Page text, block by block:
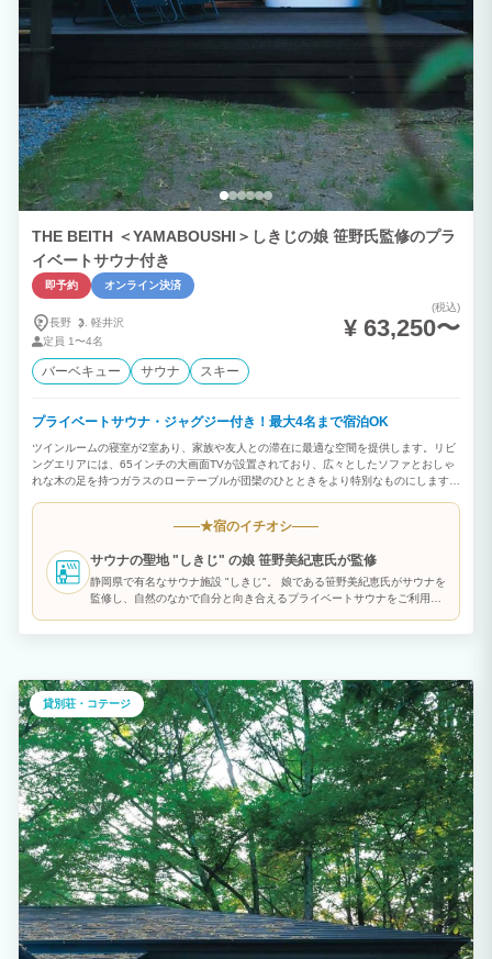
THE BEITH ＜YAMABOUSHI＞しきじの娘 笹野氏監修のプラ
イベートサウナ付き
即予約 オンライン決済
長野
軽井沢
定員 1〜4名
(税込)
¥ 63,250〜
バーベキュー サウナ スキー
プライベートサウナ・ジャグジー付き！最大4名まで宿泊OK
ツインルームの寝室が2室あり、家族や友人との滞在に最適な空間を提供します。リビ
ングエリアには、65インチの大画面TVが設置されており、広々としたソファとおしゃ
れな木の足を持つガラスのローテーブルが団欒のひとときをより特別なものにします。
ゃぶ お一人様4,400円 朝食 お一人様1,100円
★宿のイチオシ
サウナの聖地 "しきじ" の娘 笹野美紀恵氏が監修
静岡県で有名なサウナ施設 "しきじ"。 娘である笹野美紀恵氏がサウナを
監修し、自然のなかで自分と向き合えるプライベートサウナをご利用い
貸別荘・コテージ